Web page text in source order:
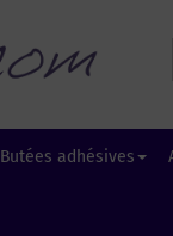
Butées adhésives